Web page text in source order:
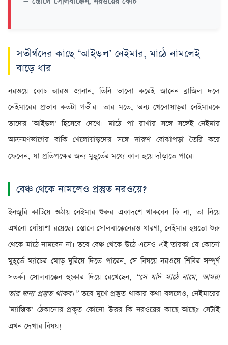
সতীর্থদের কাছে ‘আইডল’ নেইমার, মাঠে নামলেই
বাড়ে ধার
নরওয়ে কোচ আরও জানান, তিনি ভালো করেই জানেন ব্রাজিল দলে
নেইমারের প্রভাব কতটা গভীর। তার মতে, অন্য খেলোয়াড়রা নেইমারকে
তাদের ‘আইডল’ হিসেবে দেখে। মাঠে পা রাখার সঙ্গে সঙ্গেই নেইমার
আক্রমণভাগের বাকি খেলোয়াড়দের সঙ্গে দারুণ বোঝাপড়া তৈরি করে
ফেলেন, যা প্রতিপক্ষের জন্য মুহূর্তের মধ্যে কাল হয়ে দাঁড়াতে পারে।
বেঞ্চ থেকে নামলেও প্রস্তুত নরওয়ে?
ইনজুরি কাটিয়ে ওঠায় নেইমার শুরুর একাদশে থাকবেন কি না, তা নিয়ে
এখনো ধোঁয়াশা রয়েছে। স্তোলে সোলবাক্কেনেরও ধারণা, নেইমার হয়তো শুরু
থেকে মাঠে নামবেন না। তবে বেঞ্চ থেকে উঠে এসেও এই তারকা যে কোনো
মুহূর্তে ম্যাচের মোড় ঘুরিয়ে দিতে পারেন, সে বিষয়ে নরওয়ে শিবির সম্পূর্ণ
সতর্ক। সোলবাক্কেন হুংকার দিয়ে রেখেছেন, “সে যদি মাঠে নামে, আমরা
তার জন্য প্রস্তুত থাকব।”তবে মুখে প্রস্তুত থাকার কথা বললেও, নেইমারের
‘ম্যাজিক’ ঠেকানোর প্রকৃত কোনো উত্তর কি নরওয়ের কাছে আছে? সেটাই
এখন দেখার বিষয়!